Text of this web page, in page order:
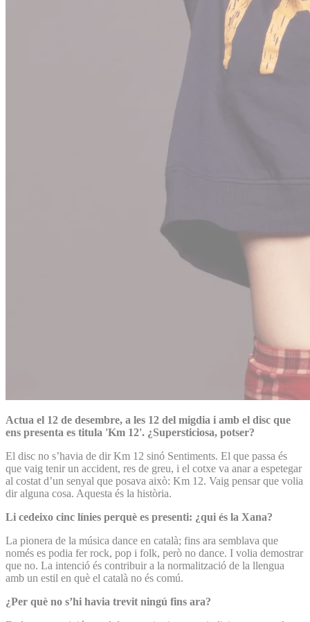
Actua el 12 de desembre, a les 12 del migdia i amb el disc que
ens presenta es titula 'Km 12'. ¿Supersticiosa, potser?
El disc no s’havia de dir Km 12 sinó Sentiments. El que passa és
que vaig tenir un accident, res de greu, i el cotxe va anar a espetegar
al costat d’un senyal que posava això: Km 12. Vaig pensar que volia
dir alguna cosa. Aquesta és la història.
Li cedeixo cinc línies perquè es presenti: ¿qui és la Xana?
La pionera de la música dance en català; fins ara semblava que
només es podia fer rock, pop i folk, però no dance. I volia demostrar
que no. La intenció és contribuir a la normalització de la llengua
amb un estil en què el català no és comú.
¿Per què no s’hi havia trevit ningú fins ara?